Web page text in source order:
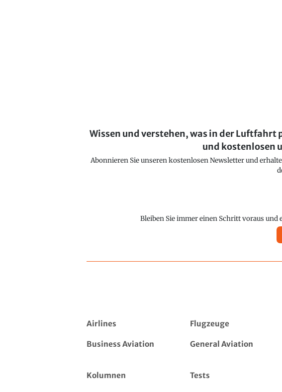
Wissen und verstehen, was in der
und kostenlosen
Abonnieren Sie unseren kostenlosen Newsletter und
Bleiben Sie immer einen Schritt voraus
Airlines Flugzeuge
Business Aviation General Aviation
Kolumnen Tests